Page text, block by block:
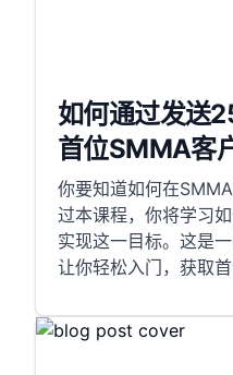
如何通过发送
首位SMMA客
你要知道如何在
过本课程，你将学习
实现这一目标。这是
让你轻松入门，获取首